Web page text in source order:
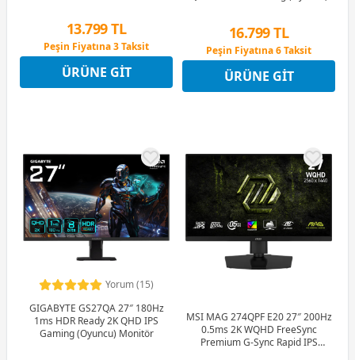
13.799 TL
Peşin Fiyatına 3 Taksit
12 Ay x 1.623 TL taksitle
Peşin Fiyatına 3 Taksit
ÜRÜNE GIT
16.799 TL
Peşin Fiyatına 6 Taksit
12 Ay x 1.976 TL taksitle
Peşin Fiyatına 6 Taksit
ÜRÜNE GIT
Yorum (15)
GIGABYTE GS27QA 27″ 180Hz
1ms HDR Ready 2K QHD IPS
Gaming (Oyuncu) Monitör
MSI MAG 274QPF E20 27″ 200Hz
0.5ms 2K WQHD FreeSync
Premium G-Sync Rapid IPS